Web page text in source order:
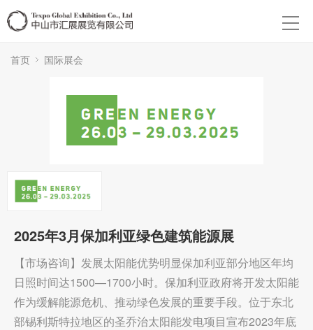
首页 国际展会
2025年3月保加利亚绿色建筑能源展
【市场咨询】发展太阳能优势明显保加利亚部分地区年均
日照时间达1500—1700小时。保加利亚政府将开发太阳能
作为缓解能源危机、推动绿色发展的重要手段。位于东北
部锡利斯特拉地区的圣乔治太阳能发电项目宣布2023年底